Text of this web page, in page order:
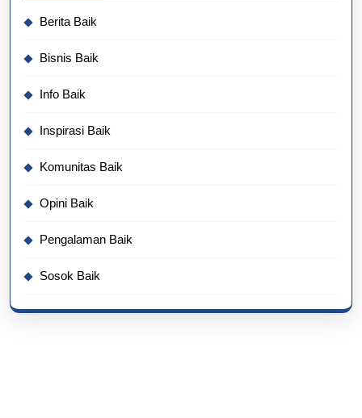
Berita Baik
Bisnis Baik
Info Baik
Inspirasi Baik
Komunitas Baik
Opini Baik
Pengalaman Baik
Sosok Baik